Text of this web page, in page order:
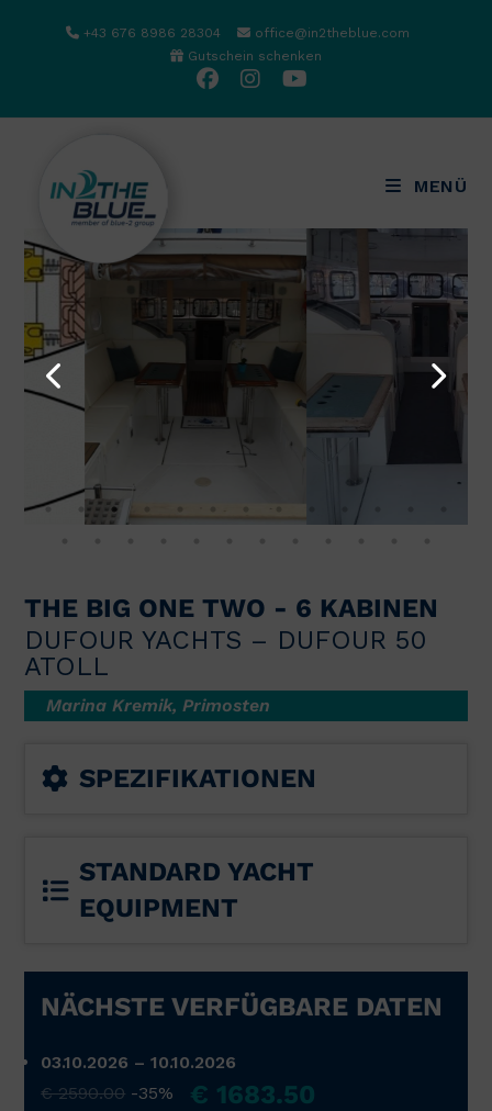
+43 676 8986 28304
office@in2theblue.com
Gutschein schenken
MENÜ
THE BIG ONE TWO - 6 KABINEN
DUFOUR YACHTS – DUFOUR 50
ATOLL
Marina Kremik, Primosten
SPEZIFIKATIONEN
STANDARD YACHT
EQUIPMENT
NÄCHSTE VERFÜGBARE DATEN
03.10.2026 – 10.10.2026
€ 2590.00 -35% € 1683.50